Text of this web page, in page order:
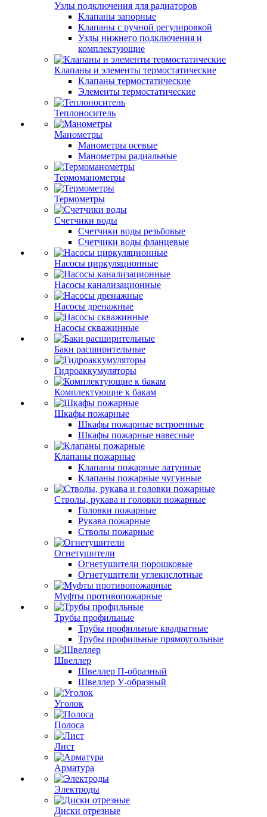
Узлы подключения для радиаторов
Клапаны запорные
Клапаны с ручной регулировкой
Узлы нижнего подключения и
комплектующие
Клапаны и элементы термостатические
Клапаны термостатические
Элементы термостатические
Теплоноситель
Манометры
Манометры осевые
Манометры радиальные
Термоманометры
Термометры
Счетчики воды
Счетчики воды резьбовые
Счетчики воды фланцевые
Насосы циркуляционные
Насосы канализационные
Насосы дренажные
Насосы скважинные
Баки расширительные
Гидроаккумуляторы
Комплектующие к бакам
Шкафы пожарные
Шкафы пожарные встроенные
Шкафы пожарные навесные
Клапаны пожарные
Клапаны пожарные латунные
Клапаны пожарные чугунные
Стволы, рукава и головки пожарные
Головки пожарные
Рукава пожарные
Стволы пожарные
Огнетушители
Огнетушители порошковые
Огнетушители углекислотные
Муфты противопожарные
Трубы профильные
Трубы профильные квадратные
Трубы профильные прямоугольные
Швеллер
Швеллер П-образный
Швеллер У-образный
Уголок
Полоса
Лист
Арматура
Электроды
Диски отрезные